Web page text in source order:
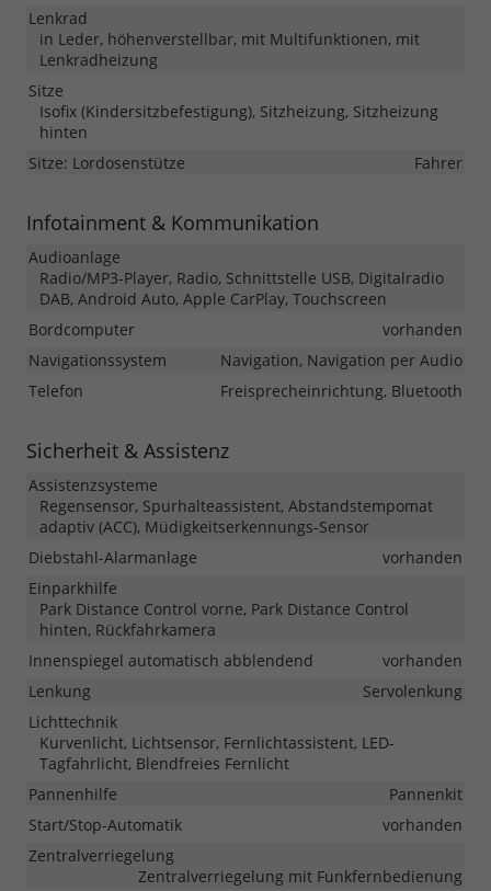
Lenkrad
in Leder, höhenverstellbar, mit Multifunktionen, mit
Lenkradheizung
Sitze
Isofix (Kindersitzbefestigung), Sitzheizung, Sitzheizung
hinten
Sitze: Lordosenstütze
Fahrer
Infotainment & Kommunikation
Audioanlage
Radio/MP3-Player, Radio, Schnittstelle USB, Digitalradio
DAB, Android Auto, Apple CarPlay, Touchscreen
Bordcomputer
vorhanden
Navigationssystem
Navigation, Navigation per Audio
Telefon
Freisprecheinrichtung, Bluetooth
Sicherheit & Assistenz
Assistenzsysteme
Regensensor, Spurhalteassistent, Abstandstempomat
adaptiv (ACC), Müdigkeitserkennungs-Sensor
Diebstahl-Alarmanlage
vorhanden
Einparkhilfe
Park Distance Control vorne, Park Distance Control
hinten, Rückfahrkamera
Innenspiegel automatisch abblendend
vorhanden
Lenkung
Servolenkung
Lichttechnik
Kurvenlicht, Lichtsensor, Fernlichtassistent, LED-
Tagfahrlicht, Blendfreies Fernlicht
Pannenhilfe
Pannenkit
Start/Stop-Automatik
vorhanden
Zentralverriegelung
Zentralverriegelung mit Funkfernbedienung